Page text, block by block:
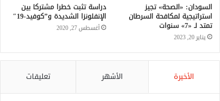
السودان: «الصحة» تجيز
استراتيجية لمكافحة السرطان
تمتد لـ «7» سنوات
يناير 20, 2023
دراسة تثبت خطرا مشتركا بين
الإنفلونزا الشديدة و”كوفيد-19″
أغسطس 27, 2020
الأخيرة الأشهر تعليقات